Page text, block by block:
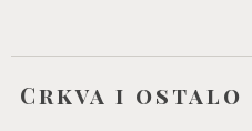
Crkva i ostalo